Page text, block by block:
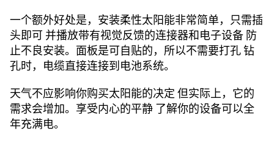
一个额外好处是，安装柔性太阳能非常简单，只需插
头即可 并播放带有视觉反馈的连接器和电子设备 防
止不良安装。面板是可自贴的，所以不需要打孔 钻
孔时，电缆直接连接到电池系统。
天气不应影响你购买太阳能的决定 但实际上，它的
需求会增加。享受内心的平静 了解你的设备可以全
年充满电。